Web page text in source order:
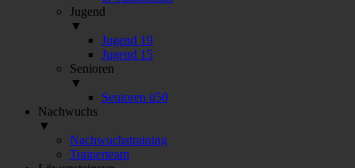
Jugend
▼
Jugend 19
Jugend 15
Senioren
▼
Senioren ü50
Nachwuchs
▼
Nachwuchstraining
Trainerteam